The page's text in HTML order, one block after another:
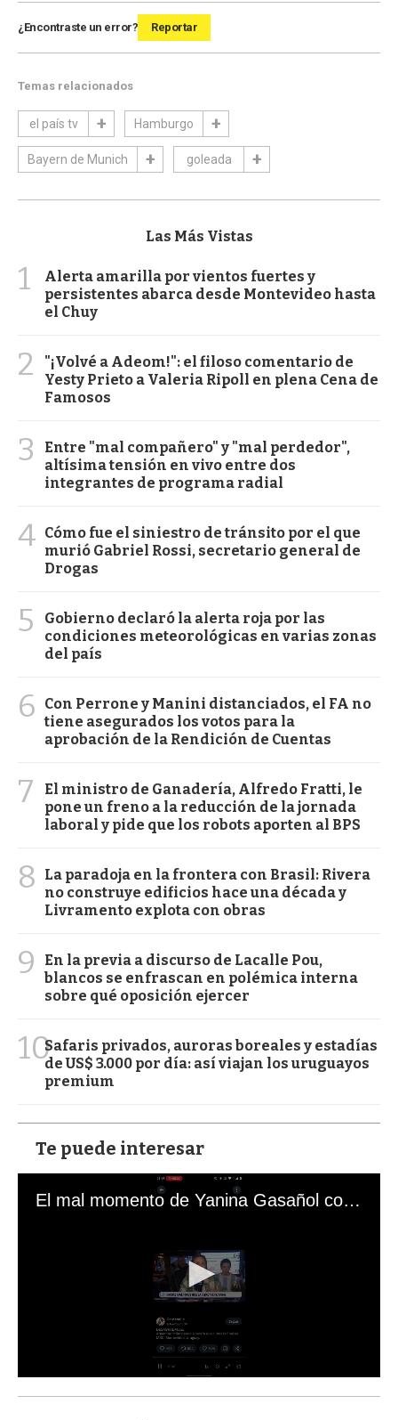
¿Encontraste un error? Reportar
Temas relacionados
el país tv Hamburgo
Bayern de Munich goleada
Las Más Vistas
1
Alerta amarilla por vientos fuertes y
persistentes abarca desde Montevideo hasta
el Chuy
2
"¡Volvé a Adeom!": el filoso comentario de
Yesty Prieto a Valeria Ripoll en plena Cena de
Famosos
3
Entre "mal compañero" y "mal perdedor",
altísima tensión en vivo entre dos
integrantes de programa radial
4 Cómo fue el siniestro de tránsito por el que
murió Gabriel Rossi, secretario general de
Drogas
5
Gobierno declaró la alerta roja por las
condiciones meteorológicas en varias zonas
del país
6
Con Perrone y Manini distanciados, el FA no
tiene asegurados los votos para la
aprobación de la Rendición de Cuentas
7
El ministro de Ganadería, Alfredo Fratti, le
pone un freno a la reducción de la jornada
laboral y pide que los robots aporten al BPS
8
La paradoja en la frontera con Brasil: Rivera
no construye edificios hace una década y
Livramento explota con obras
9
En la previa a discurso de Lacalle Pou,
blancos se enfrascan en polémica interna
sobre qué oposición ejercer
10Safaris privados, auroras boreales y estadías
de US$ 3.000 por día: así viajan los uruguayos
premium
Te puede interesar
El mal momento de Yanina Gasañol con un hincha argentino en "Subrayado"
s